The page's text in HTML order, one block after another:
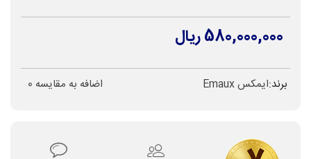
580,000,000 ریال
برند:ایمکس Emaux اضافه به مقایسه 0